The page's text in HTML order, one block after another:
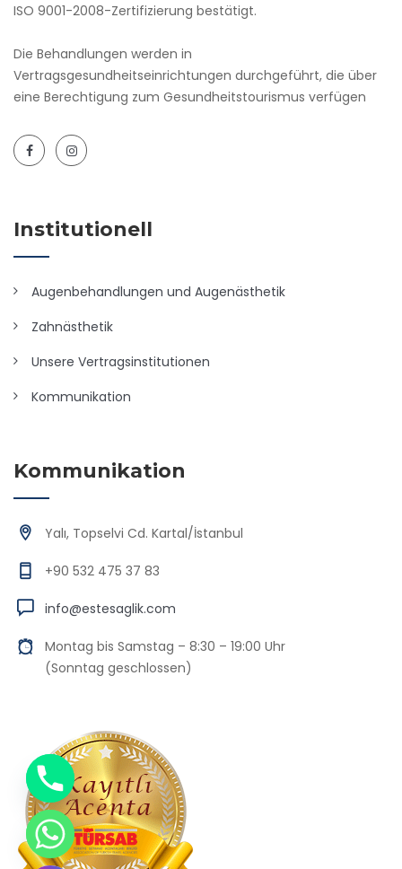
ISO 9001-2008-Zertifizierung bestätigt.
Die Behandlungen werden in
Vertragsgesundheitseinrichtungen durchgeführt, die über
eine Berechtigung zum Gesundheitstourismus verfügen
Institutionell
Augenbehandlungen und Augenästhetik
Zahnästhetik
Unsere Vertragsinstitutionen
Kommunikation
Kommunikation
Yalı, Topselvi Cd. Kartal/İstanbul
+90 532 475 37 83
info@estesaglik.com
Montag bis Samstag – 8:30 – 19:00 Uhr
(Sonntag geschlossen)